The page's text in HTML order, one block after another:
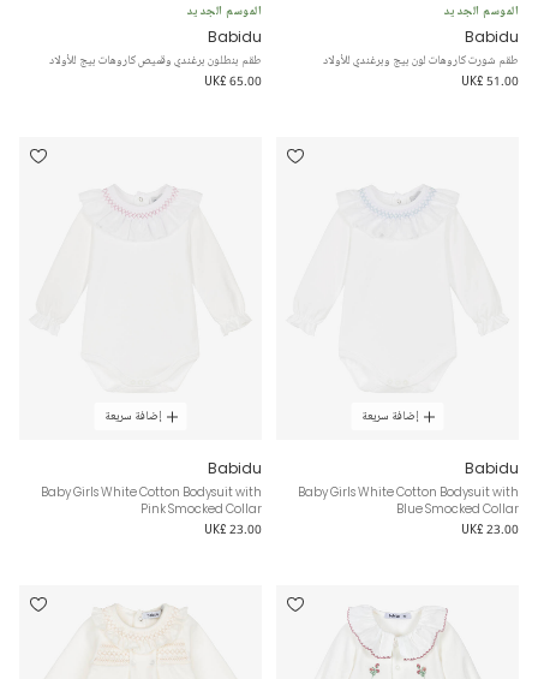
الموسم الجديد
Babidu
طقم شورت كاروهات لون بيج وبرغندي للأولاد
UK£ 51.00
الموسم الجديد
Babidu
طقم بنطلون برغندي وقميص كاروهات بيج للأولاد
UK£ 65.00
إضافة سريعة
Babidu
Baby Girls White Cotton Bodysuit with
Blue Smocked Collar
UK£ 23.00
إضافة سريعة
Babidu
Baby Girls White Cotton Bodysuit with
Pink Smocked Collar
UK£ 23.00